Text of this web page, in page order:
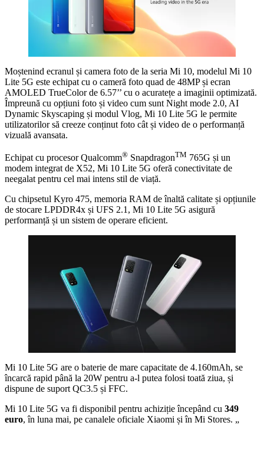
Moștenind ecranul și camera foto de la seria Mi 10, modelul Mi 10
Lite 5G este echipat cu o cameră foto quad de 48MP și ecran
AMOLED TrueColor de 6.57’’ cu o acuratețe a imaginii optimizată.
Împreună cu opțiuni foto și video cum sunt Night mode 2.0, AI
Dynamic Skyscaping și modul Vlog, Mi 10 Lite 5G le permite
utilizatorilor să creeze conținut foto cât și video de o performanță
vizuală avansata.
Echipat cu procesor Qualcomm® SnapdragonTM 765G și un
modem integrat de X52, Mi 10 Lite 5G oferă conectivitate de
neegalat pentru cel mai intens stil de viață.
Cu chipsetul Kyro 475, memoria RAM de înaltă calitate și opțiunile
de stocare LPDDR4x și UFS 2.1, Mi 10 Lite 5G asigură
performanță și un sistem de operare eficient.
Mi 10 Lite 5G are o baterie de mare capacitate de 4.160mAh, se
încarcă rapid până la 20W pentru a-l putea folosi toată ziua, și
dispune de suport QC3.5 și FFC.
Mi 10 Lite 5G va fi disponibil pentru achiziție începând cu 349
euro, în luna mai, pe canalele oficiale Xiaomi și în Mi Stores. „